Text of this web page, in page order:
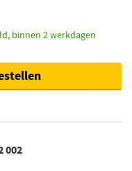
binnen 2 werkdagen
002